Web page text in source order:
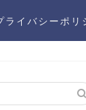
ライバシーポリ